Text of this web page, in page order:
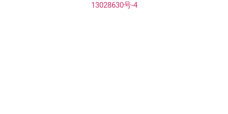
13028630号-4